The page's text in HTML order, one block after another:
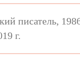
писатель,
г.